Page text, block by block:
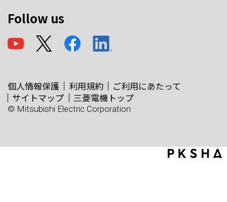
Follow us
個人情報保護 利用規約
ご利用にあたって
サイトマップ
三菱電機トップ
© Mitsubishi Electric Corporation